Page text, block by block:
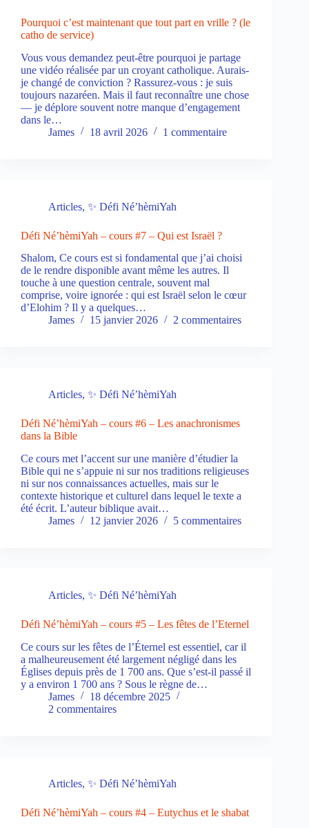
Pourquoi c’est maintenant que tout part en vrille ? (le
catho de service)
Vous vous demandez peut-être pourquoi je partage
une vidéo réalisée par un croyant catholique. Aurais-
je changé de conviction ? Rassurez-vous : je suis
toujours nazaréen. Mais il faut reconnaître une chose
— je déplore souvent notre manque d’engagement
dans le…
James
18 avril 2026 1 commentaire
Articles, ✨ Défi Né’hèmiYah
Défi Né’hèmiYah – cours #7 – Qui est Israël ?
Shalom, Ce cours est si fondamental que j’ai choisi
de le rendre disponible avant même les autres. Il
touche à une question centrale, souvent mal
comprise, voire ignorée : qui est Israël selon le cœur
d’Elohim ? Il y a quelques…
James
15 janvier 2026 2 commentaires
Articles, ✨ Défi Né’hèmiYah
Défi Né’hèmiYah – cours #6 – Les anachronismes
dans la Bible
Ce cours met l’accent sur une manière d’étudier la
Bible qui ne s’appuie ni sur nos traditions religieuses
ni sur nos connaissances actuelles, mais sur le
contexte historique et culturel dans lequel le texte a
été écrit. L’auteur biblique avait…
James
12 janvier 2026 5 commentaires
Articles, ✨ Défi Né’hèmiYah
Défi Né’hèmiYah – cours #5 – Les fêtes de l’Eternel
Ce cours sur les fêtes de l’Éternel est essentiel, car il
a malheureusement été largement négligé dans les
Églises depuis près de 1 700 ans. Que s’est-il passé il
y a environ 1 700 ans ? Sous le règne de…
James
18 décembre 2025
2 commentaires
Articles, ✨ Défi Né’hèmiYah
Défi Né’hèmiYah – cours #4 – Eutychus et le shabat